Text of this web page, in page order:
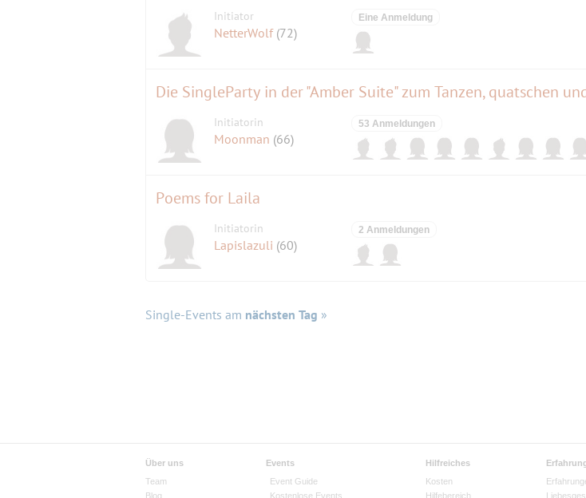
Initiator
NetterWolf (72)
Eine Anmeldung
Initiatorin
Moonman (66)
53 Anmeldungen
Poems for Laila
Initiatorin
Lapislazuli (60)
2 Anmeldungen
Single-Events am nächsten Tag »
Über uns
Team
Blog
Events
Event Guide
Kostenlose Events
Hilfreiches
Kosten
Hilfebereich